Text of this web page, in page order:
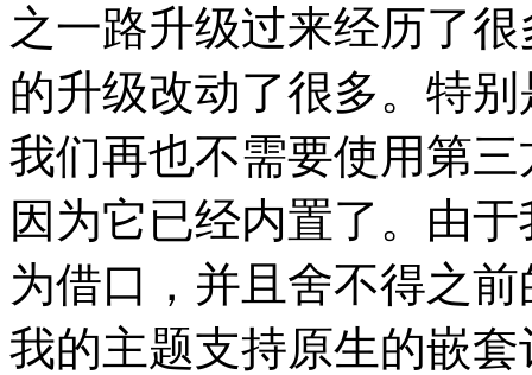
之一路升级过来经历了
的升级改动了很多。特别
我们再也不需要使用第
因为它已经内置了。由
为借口，并且舍不得之
我的主题支持原生的嵌套